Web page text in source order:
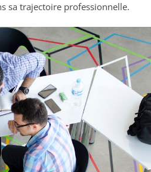
sa trajectoire professionnelle.